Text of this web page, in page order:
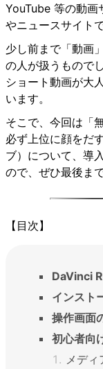
YouTube 等の動画
やニュースサイト
少し前まで「動画
の人が扱うもので
ショート動画が大
います。
そこで、今回は「
必ず上位に顔をだ
ブ）について、導
ので、ぜひ最後ま
【目次】
DaVinci
インスト
操作画面
初心者向
メデ